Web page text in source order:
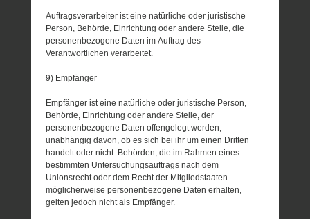
Auftragsverarbeiter ist eine natürliche oder juristische
Person, Behörde, Einrichtung oder andere Stelle, die
personenbezogene Daten im Auftrag des
Verantwortlichen verarbeitet.
9) Empfänger
Empfänger ist eine natürliche oder juristische Person,
Behörde, Einrichtung oder andere Stelle, der
personenbezogene Daten offengelegt werden,
unabhängig davon, ob es sich bei ihr um einen Dritten
handelt oder nicht. Behörden, die im Rahmen eines
bestimmten Untersuchungsauftrags nach dem
Unionsrecht oder dem Recht der Mitgliedstaaten
möglicherweise personenbezogene Daten erhalten,
gelten jedoch nicht als Empfänger.